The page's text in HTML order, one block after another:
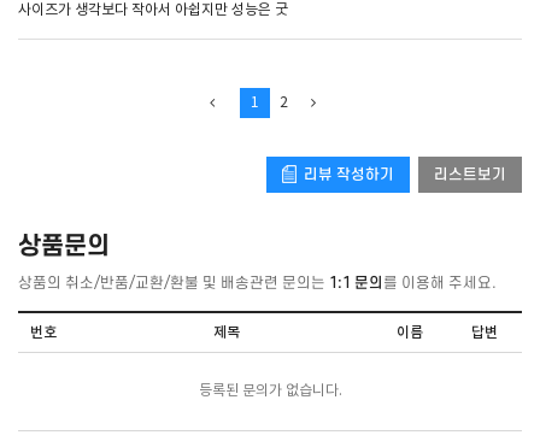
사이즈가 생각보다 작아서 아쉽지만 성능은 굿
1 2
리뷰 작성하기 리스트보기
상품문의
상품의 취소/반품/교환/환불 및 배송관련 문의는 1:1 문의 를 이용해 주세요.
번호 제목 이름 답변
등록된 문의가 없습니다.